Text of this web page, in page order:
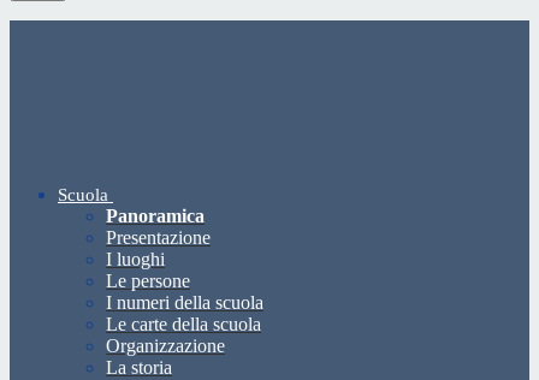
Scuola
Panoramica
Presentazione
I luoghi
Le persone
I numeri della scuola
Le carte della scuola
Organizzazione
La storia